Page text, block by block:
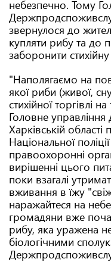
небезпечно. Тому
звернулося до
купляти рибу та до
заборонити
"Наполягаємо на
якої риби (живої,
стихійної торгівлі
Головне
Харківській
Національної
правоохоронні
вирішенні цього
поки взагалі
вживання в їжу
наражайтеся на
громадяни вже
рибу, яка уражена
біологічними